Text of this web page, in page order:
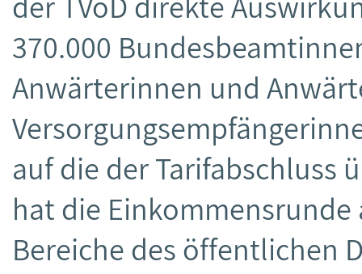
370.000
Anwärterinnen und
auf die der Tarifabschluss
hat die
Bereiche des öffentlichen